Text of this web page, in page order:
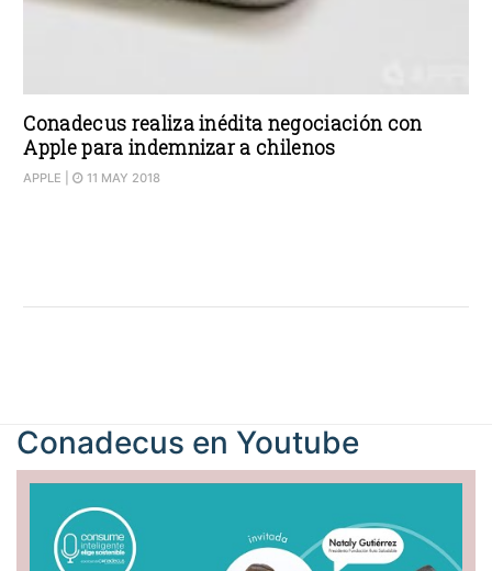
Conadecus realiza inédita negociación con
Apple para indemnizar a chilenos
APPLE | 11 MAY 2018
Conadecus en Youtube